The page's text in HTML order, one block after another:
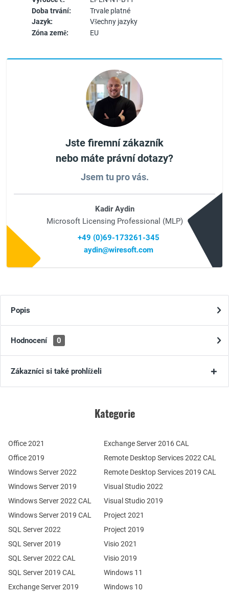
Doba trvání:
Trvale platné
Jazyk:
Všechny jazyky
Zóna země:
EU
Jste firemní zákazník
nebo máte právní dotazy?
Jsem tu pro vás.
Kadir Aydin
Microsoft Licensing Professional (MLP)
+49 (0)69-173261-345
aydin@wiresoft.com
Popis
Hodnocení 0
Zákazníci si také prohlíželi
Kategorie
Office 2021
Office 2019
Windows Server 2022
Windows Server 2019
Exchange Server 2019
SQL Server 2022
SQL Server 2019
Windows Server 2022 CAL
Windows Server 2019 CAL
SQL Server 2022 CAL
SQL Server 2019 CAL
Remote Desktop Services 2022 CAL
Remote Desktop Services 2019 CAL
Exchange Server 2016 CAL
Visual Studio 2022
Visual Studio 2019
Project 2021
Project 2019
Visio 2021
Visio 2019
Windows 11
Windows 10